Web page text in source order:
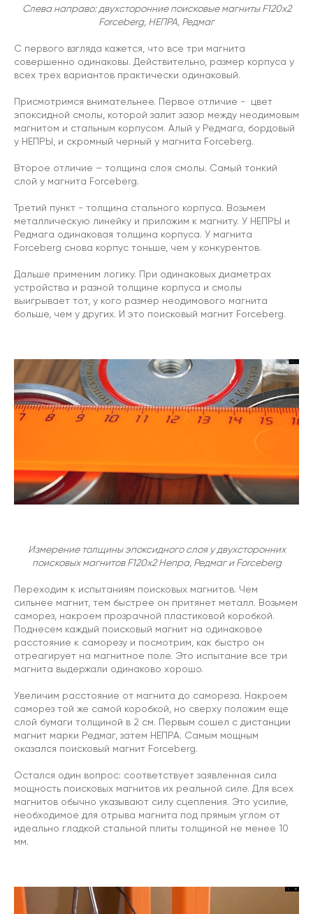
Слева направо: двухсторонние поисковые магниты F120х2
Forceberg, НЕПРА, Редмаг
С первого взгляда кажется, что все три магнита
совершенно одинаковы. Действительно, размер корпуса у
всех трех вариантов практически одинаковый.
Присмотримся внимательнее. Первое отличие - цвет
эпоксидной смолы, которой залит зазор между неодимовым
магнитом и стальным корпусом. Алый у Редмага, бордовый
у НЕПРЫ, и скромный черный у магнита Forceberg.
Второе отличие – толщина слоя смолы. Самый тонкий
слой у магнита Forceberg.
Третий пункт - толщина стального корпуса. Возьмем
металлическую линейку и приложим к магниту. У НЕПРЫ и
Редмага одинаковая толщина корпуса. У магнита
Forceberg снова корпус тоньше, чем у конкурентов.
Дальше применим логику. При одинаковых диаметрах
устройства и разной толщине корпуса и смолы
выигрывает тот, у кого размер неодимового магнита
больше, чем у других. И это поисковый магнит Forceberg.
Измерение толщины эпоксидного слоя у двухсторонних
поисковых магнитов F120х2 Непра, Редмаг и Forceberg
Переходим к испытаниям поисковых магнитов. Чем
сильнее магнит, тем быстрее он притянет металл. Возьмем
саморез, накроем прозрачной пластиковой коробкой.
Поднесем каждый поисковый магнит на одинаковое
расстояние к саморезу и посмотрим, как быстро он
отреагирует на магнитное поле. Это испытание все три
магнита выдержали одинаково хорошо.
Увеличим расстояние от магнита до самореза. Накроем
саморез той же самой коробкой, но сверху положим еще
слой бумаги толщиной в 2 см. Первым сошел с дистанции
магнит марки Редмаг, затем НЕПРА. Самым мощным
оказался поисковый магнит Forceberg.
Остался один вопрос: соответствует заявленная сила
мощность поисковых магнитов их реальной силе. Для всех
магнитов обычно указывают силу сцепления. Это усилие,
необходимое для отрыва магнита под прямым углом от
идеально гладкой стальной плиты толщиной не менее 10
мм.